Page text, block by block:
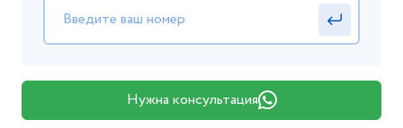
Нужна консультация